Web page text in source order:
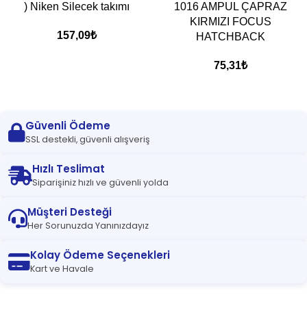
) Niken Silecek takımı
157,09₺
1016 AMPUL ÇAPRAZ
KIRMIZI FOCUS
HATCHBACK
75,31₺
Güvenli Ödeme
SSL destekli, güvenli alışveriş
Hızlı Teslimat
Siparişiniz hızlı ve güvenli yolda
Müşteri Desteği
Her Sorunuzda Yanınızdayız
Kolay Ödeme Seçenekleri
Kart ve Havale